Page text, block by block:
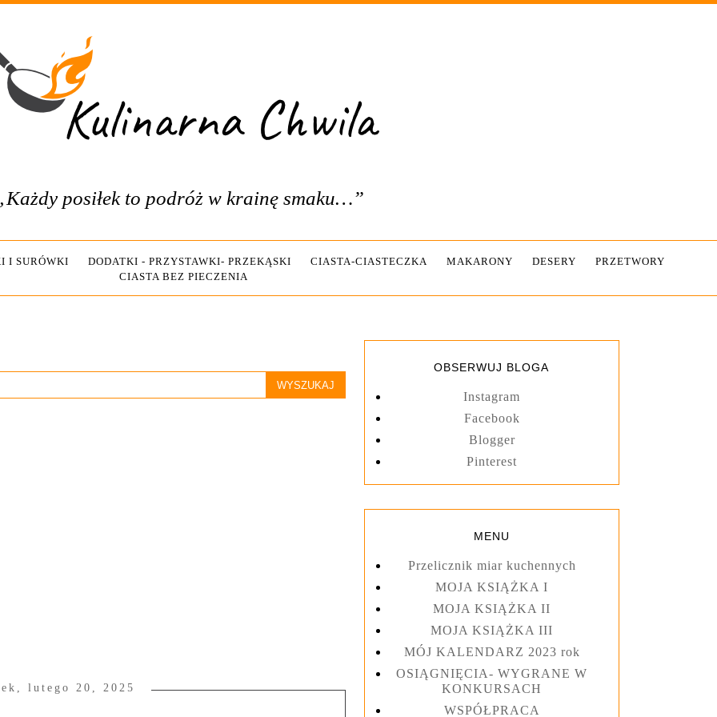
posiłek to podróż w krainę smaku…”
I SURÓWKI DODATKI - PRZYSTAWKI- PRZEKĄSKI CIASTA-CIASTECZKA MAKARONY DESERY
PRZETWORY
CIASTA BEZ PIECZENIA
lutego 20, 2025
OBSERWUJ BLOGA
Instagram
Facebook
Blogger
Pinterest
MENU
Przelicznik miar kuchennych
MOJA KSIĄŻKA I
MOJA KSIĄŻKA II
MOJA KSIĄŻKA III
MÓJ KALENDARZ 2023 rok
OSIĄGNIĘCIA- WYGRANE W
KONKURSACH
WSPÓŁPRACA